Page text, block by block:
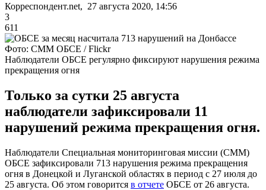
Корреспондент.net, 27 августа 2020, 14:56
3
611
Фото: СММ ОБСЕ / Flickr
Наблюдатели ОБСЕ регулярно фиксируют нарушения режима
прекращения огня
Только за сутки 25 августа
наблюдатели зафиксировали 11
нарушений режима прекращения огня.
Наблюдатели Специальная мониторинговая миссии (СММ)
ОБСЕ зафиксировали 713 нарушения режима прекращения
огня в Донецкой и Луганской областях в период с 27 июля до
25 августа. Об этом говорится в отчете ОБСЕ от 26 августа.